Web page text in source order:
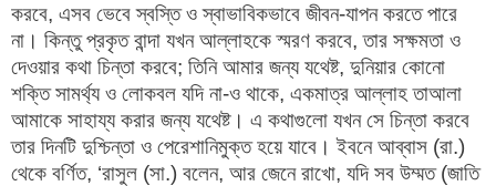
করবে, এসব ভেবে স্বস্তি ও স্বাভাবিকভাবে জীবন-যাপন করতে পারে
না। কিন্তু প্রকৃত বান্দা যখন আল্লাহকে স্মরণ করবে, তার সক্ষমতা ও
দেওয়ার কথা চিন্তা করবে; তিনি আমার জন্য যথেষ্ট, দুনিয়ার কোনো
শক্তি সামর্থ্য ও লোকবল যদি না-ও থাকে, একমাত্র আল্লাহ তাআলা
আমাকে সাহায্য করার জন্য যথেষ্ট। এ কথাগুলো যখন সে চিন্তা করবে
তার দিনটি দুশ্চিন্তা ও পেরেশানিমুক্ত হয়ে যাবে। ইবনে আব্বাস (রা.)
থেকে বর্ণিত, ‘রাসুল (সা.) বলেন, আর জেনে রাখো, যদি সব উম্মত (জাতি